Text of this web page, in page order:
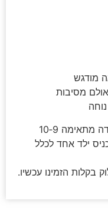
מודגש
מסיבות
אל תחכו עד שהמלאי ייגמר. בחרו מידה מתאימה 9‑10
ילד אחד לכלל
בקלות הזמינו עכשיו.